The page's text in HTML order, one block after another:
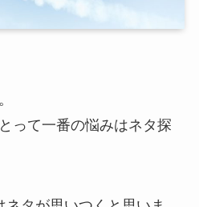
って一番の悩みはネタ探